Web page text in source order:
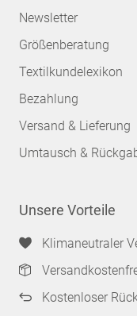
Newsletter
Größenberatung
Textilkundelexikon
Bezahlung
Versand & Lieferung
Umtausch &
Unsere Vorteile
Klimaneutraler
Kostenloser